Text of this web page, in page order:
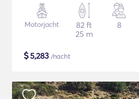
Motorjacht
82 ft
25 m
8
$5,283 /nacht